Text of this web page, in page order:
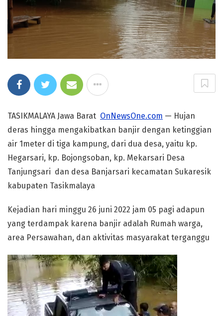
TASIKMALAYA Jawa Barat OnNewsOne.com — Hujan
deras hingga mengakibatkan banjir dengan ketinggian
air 1meter di tiga kampung, dari dua desa, yaitu kp.
Hegarsari, kp. Bojongsoban, kp. Mekarsari Desa
Tanjungsari dan desa Banjarsari kecamatan Sukaresik
kabupaten Tasikmalaya
Kejadian hari minggu 26 juni 2022 jam 05 pagi adapun
yang terdampak karena banjir adalah Rumah warga,
area Persawahan, dan aktivitas masyarakat terganggu